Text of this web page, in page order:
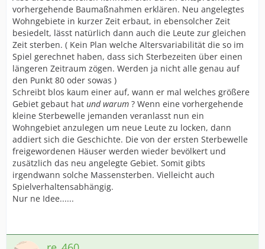
vorhergehende Baumaßnahmen erklären. Neu angelegtes
Wohngebiete in kurzer Zeit erbaut, in ebensolcher Zeit
besiedelt, lässt natürlich dann auch die Leute zur gleichen
Zeit sterben. ( Kein Plan welche Altersvariabilität die so im
Spiel gerechnet haben, dass sich Sterbezeiten über einen
längeren Zeitraum zögen. Werden ja nicht alle genau auf
den Punkt 80 oder sowas )
Schreibt blos kaum einer auf, wann er mal welches größere
Gebiet gebaut hat und warum ? Wenn eine vorhergehende
kleine Sterbewelle jemanden veranlasst nun ein
Wohngebiet anzulegen um neue Leute zu locken, dann
addiert sich die Geschichte. Die von der ersten Sterbewelle
freigewordenen Häuser werden wieder bevölkert und
zusätzlich das neu angelegte Gebiet. Somit gibts
irgendwann solche Massensterben. Vielleicht auch
Spielverhaltensabhängig.
Nur ne Idee......